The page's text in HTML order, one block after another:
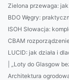
Zielona przewaga:
BDO Węgry:
ISOH Słowacja:
CBAM
LUCID: jak działa i
| „Loty do Glasgow
Architektura